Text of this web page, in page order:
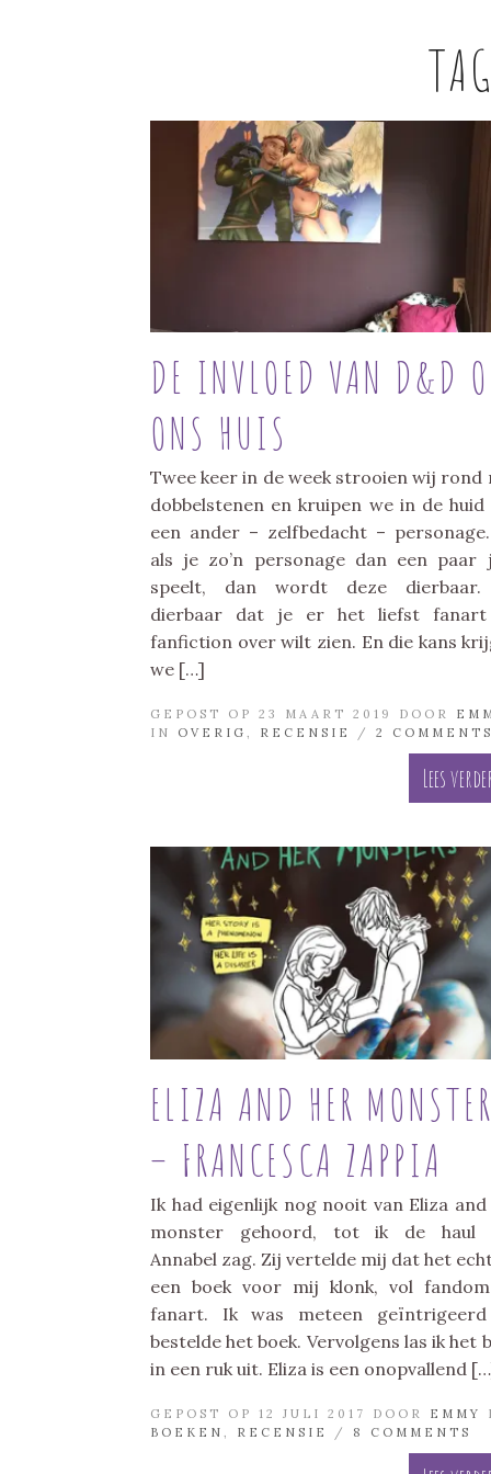
DE INVLOED VAN D&D
ONS HUIS
Twee keer in de week strooien wij rond
dobbelstenen en kruipen we in de huid
een ander – zelfbedacht –
als je zo’n personage dan een paar
speelt, dan wordt deze dierbaar.
dierbaar dat je er het liefst
fanfiction over wilt zien. En die kans
we […]
GEPOST OP 23 MAART 2019 DOOR
IN OVERIG , RECENSIE / 2 COMMENTS
Lees
ELIZA AND HER
– FRANCESCA ZAPPIA
Ik had eigenlijk nog nooit van Eliza
monster gehoord, tot ik de haul
Annabel zag. Zij vertelde mij dat het
een boek voor mij klonk, vol
fanart. Ik was meteen
bestelde het boek. Vervolgens las ik het
in een ruk uit. Eliza is een onopvallend
GEPOST OP 12 JULI 2017 DOOR EMMY
BOEKEN , RECENSIE / 8 COMMENTS